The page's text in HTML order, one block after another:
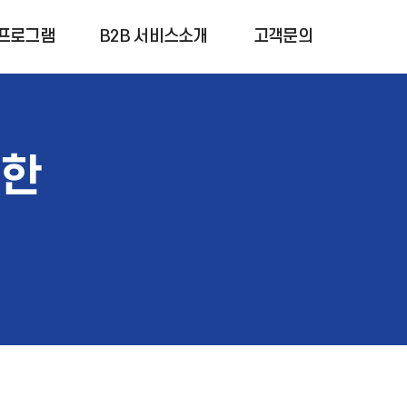
로그램 B2B 서비스소개 고객문의